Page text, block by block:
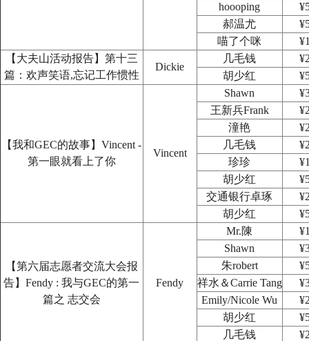
hoooping
郝温尤
喵了个咪
【大夫山活动报告】第十三
篇：欢声笑语,忘记工作惯性
Dickie
几毛钱
胡少红
【我和GEC的故事】Vincent -
第一眼就看上了你
Vincent
Shawn
王新兵Frank
潼艳
几毛钱
珍珍
胡少红
交通银行卓琢
胡少红
【第六届志愿者交流大会报
告】Fendy : 我与GEC的第一
篇之 志交会
Fendy
Mr.陳
Shawn
朱robert
祥水＆Carrie Tang
Emily/Nicole Wu
胡少红
几毛钱